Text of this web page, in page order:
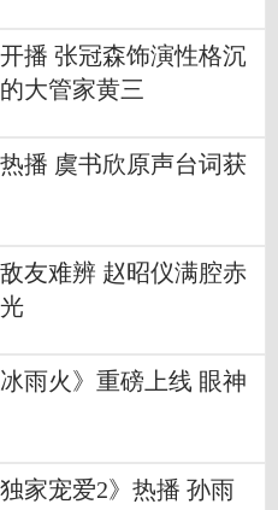
开播 张冠森饰演性格沉
大管家黄三
热播 虞书欣原声台词获
敌友难辨 赵昭仪满腔赤
雨火》重磅上线 眼神
独家宠爱2》热播 孙雨